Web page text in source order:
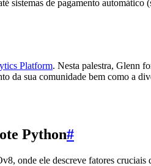
sistemas de pagamento
Platform. Nesta palestra, Glenn
sua comunidade bem como a
Python#
onde ele descreve fatores cruciais